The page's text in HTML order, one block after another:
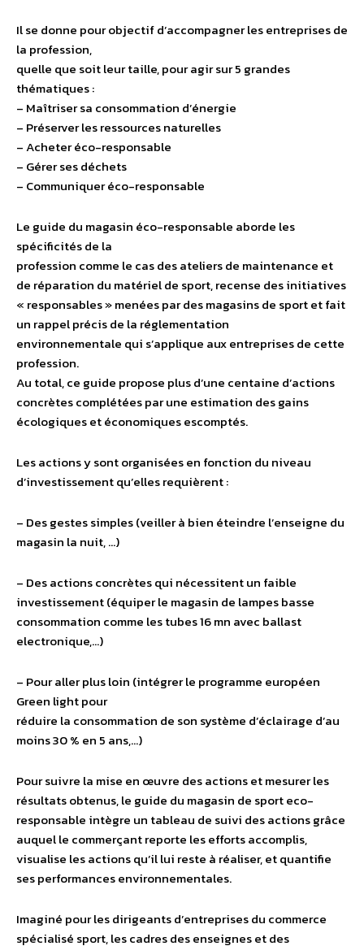
Il se donne pour objectif d’accompagner les entreprises de
la profession,
quelle que soit leur taille, pour agir sur 5 grandes
thématiques :
– Maîtriser sa consommation d’énergie
– Préserver les ressources naturelles
– Acheter éco-responsable
– Gérer ses déchets
– Communiquer éco-responsable
Le guide du magasin éco-responsable aborde les
spécificités de la
profession comme le cas des ateliers de maintenance et
de réparation du matériel de sport, recense des initiatives
« responsables » menées par des magasins de sport et fait
un rappel précis de la réglementation
environnementale qui s’applique aux entreprises de cette
profession.
Au total, ce guide propose plus d’une centaine d’actions
concrètes complétées par une estimation des gains
écologiques et économiques escomptés.
Les actions y sont organisées en fonction du niveau
d’investissement qu’elles requièrent :
– Des gestes simples (veiller à bien éteindre l’enseigne du
magasin la nuit, …)
– Des actions concrètes qui nécessitent un faible
investissement (équiper le magasin de lampes basse
consommation comme les tubes 16 mn avec ballast
electronique,…)
– Pour aller plus loin (intégrer le programme européen
Green light pour
réduire la consommation de son système d’éclairage d’au
moins 30 % en 5 ans,…)
Pour suivre la mise en œuvre des actions et mesurer les
résultats obtenus, le guide du magasin de sport eco-
responsable intègre un tableau de suivi des actions grâce
auquel le commerçant reporte les efforts accomplis,
visualise les actions qu’il lui reste à réaliser, et quantifie
ses performances environnementales.
Imaginé pour les dirigeants d’entreprises du commerce
spécialisé sport, les cadres des enseignes et des